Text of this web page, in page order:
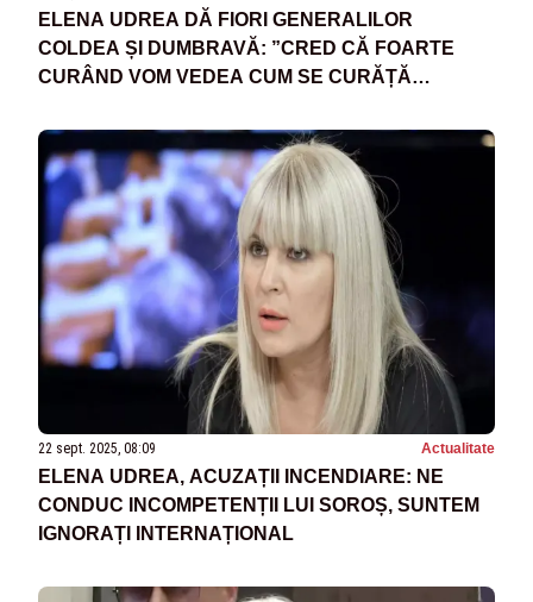
ELENA UDREA DĂ FIORI GENERALILOR
COLDEA ȘI DUMBRAVĂ: ”CRED CĂ FOARTE
CURÂND VOM VEDEA CUM SE CURĂȚĂ
22 sept. 2025, 08:09 Actualitate
ELENA UDREA, ACUZAȚII INCENDIARE: NE
CONDUC INCOMPETENȚII LUI SOROȘ, SUNTEM
IGNORAȚI INTERNAȚIONAL